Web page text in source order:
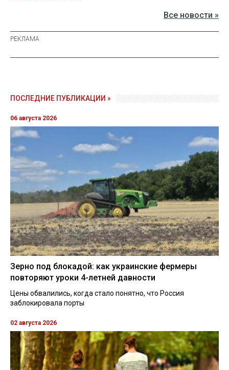
Все новости »
ПОСЛЕДНИЕ ПУБЛИКАЦИИ »
06 августа 2026
Зерно под блокадой: как украинские фермеры
повторяют уроки 4-летней давности
Цены обвалились, когда стало понятно, что Россия
заблокировала порты
02 августа 2026